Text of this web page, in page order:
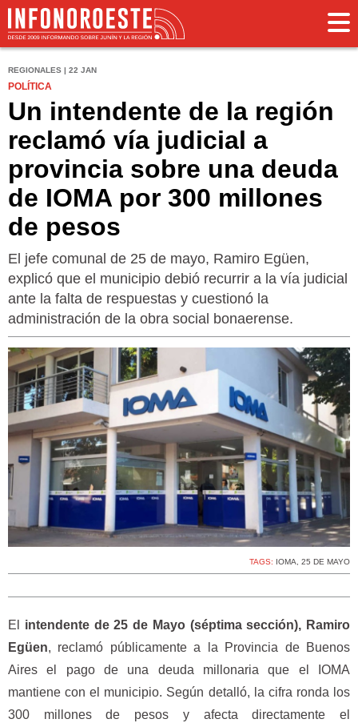
REGIONALES | 22 JAN
POLÍTICA
Un intendente de la región
reclamó vía judicial a
provincia sobre una deuda
de IOMA por 300 millones
de pesos
El jefe comunal de 25 de mayo, Ramiro Egüen,
explicó que el municipio debió recurrir a la vía judicial
ante la falta de respuestas y cuestionó la
administración de la obra social bonaerense.
TAGS: IOMA, 25 DE MAYO
El
intendente de 25 de Mayo (séptima sección), Ramiro
Egüen, reclamó públicamente a la Provincia de Buenos
Aires el pago de una deuda millonaria que el IOMA
mantiene con el municipio. Según detalló, la cifra ronda los
300 millones de pesos y afecta directamente el